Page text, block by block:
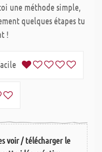
une méthode simple,
quelques étapes tu
!
voir / télécharger le